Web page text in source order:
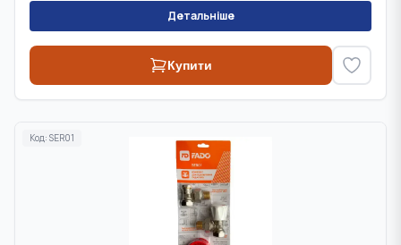
Детальніше
Купити
Код: SER01